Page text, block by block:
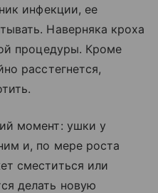
инфекции, ее
Наверняка кроха
процедуры. Кроме
расстегнется,
момент: ушки у
и, по мере роста
сместиться или
делать новую